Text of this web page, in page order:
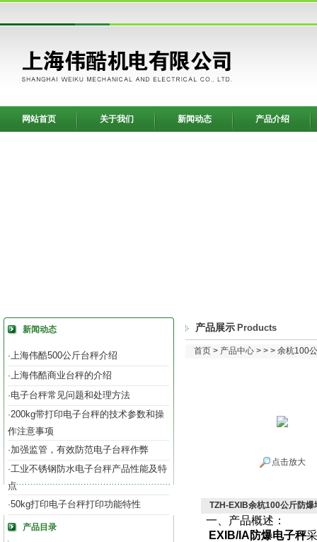
网站首页 关于我们 新闻动态 产品介绍
新闻动态
·上海伟酷500公斤台秤介绍
·上海伟酷商业台秤的介绍
·电子台秤常见问题和处理方法
·200kg带打印电子台秤的技术参数和操
作注意事项
·加强监管，有效防范电子台秤作弊
·工业不锈钢防水电子台秤产品性能及特
点
·50kg打印电子台秤打印功能特性
产品目录
产品展示 Products
首页 > 产品中心 > > > 余杭100
点击放大
TZH-EXIB余杭100公斤防
一、产品概述：
EXIB/IA 防爆电子秤